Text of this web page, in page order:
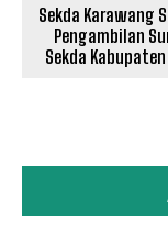
Sekda Karawang
Pengambilan
Sekda